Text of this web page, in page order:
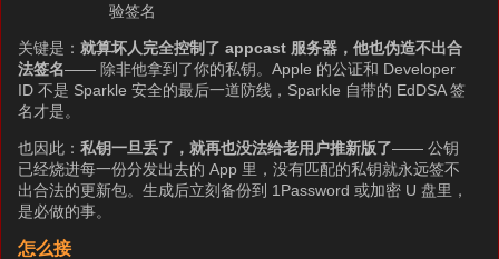
验签名
关键是：就算坏人完全控制了 appcast 服务器，他也伪造不出合
法签名—— 除非他拿到了你的私钥。Apple 的公证和 Developer
ID 不是 Sparkle 安全的最后一道防线，Sparkle 自带的 EdDSA 签
名才是。
也因此：私钥一旦丢了，就再也没法给老用户推新版了—— 公钥
已经烧进每一份分发出去的 App 里，没有匹配的私钥就永远签不
出合法的更新包。生成后立刻备份到 1Password 或加密 U 盘里，
是必做的事。
怎么接